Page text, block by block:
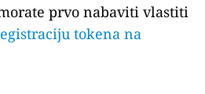
prvo nabaviti vlastiti
tokena na